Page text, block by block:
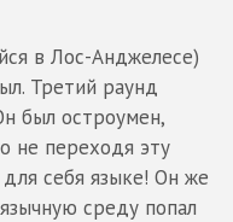
в Лос-Анджелесе)
Третий раунд
был остроумен,
не переходя эту
себя языке! Он же
среду попал